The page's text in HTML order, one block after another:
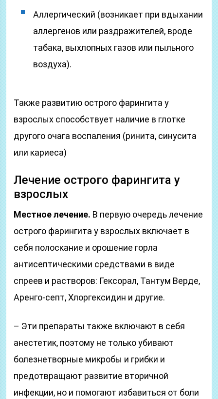
Аллергический (возникает при вдыхании
аллергенов или раздражителей, вроде
табака, выхлопных газов или пыльного
воздуха).
Также развитию острого фарингита у
взрослых способствует наличие в глотке
другого очага воспаления (ринита, синусита
или кариеса)
Лечение острого фарингита у
взрослых
Местное лечение. В первую очередь лечение
острого фарингита у взрослых включает в
себя полоскание и орошение горла
антисептическими средствами в виде
спреев и растворов: Гексорал, Тантум Верде,
Аренго-септ, Хлоргексидин и другие.
– Эти препараты также включают в себя
анестетик, поэтому не только убивают
болезнетворные микробы и грибки и
предотвращают развитие вторичной
инфекции, но и помогают избавиться от боли